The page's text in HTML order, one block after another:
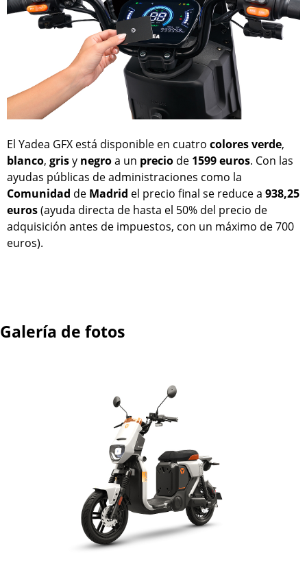
El Yadea GFX está disponible en cuatro coloresverde,
blanco, grisy negroa un precio de 1599 euros. Con las
ayudas públicas de administraciones como la
Comunidad de Madrid el precio final se reduce a 938,25
euros(ayuda directa de hasta el 50% del precio de
adquisición antes de impuestos, con un máximo de 700
euros).
Galería de fotos